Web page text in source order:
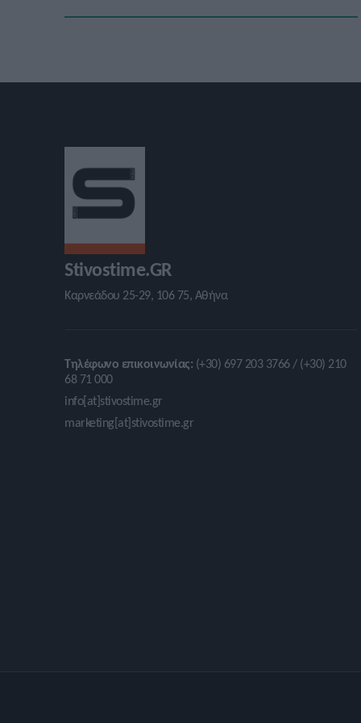
Stivostime.GR
Καρνεάδου 25-29, 106 75, Αθήνα
Τηλέφωνο επικοινωνίας: (+30) 697 203 3766 / (+30) 210
68 71 000
info[at]stivostime.gr
marketing[at]stivostime.gr